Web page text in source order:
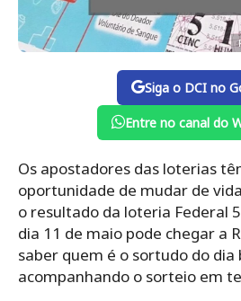
Siga o DCI no
Entre no canal do
Os apostadores das loterias
oportunidade de mudar de
o resultado da loteria Federal
dia 11 de maio pode chegar a
saber quem é o sortudo do
acompanhando o sorteio em